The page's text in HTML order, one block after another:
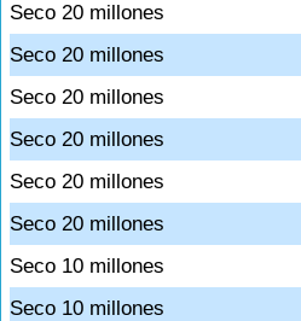
Seco 20 millones
Seco 20 millones
Seco 20 millones
Seco 20 millones
Seco 20 millones
Seco 20 millones
Seco 10 millones
Seco 10 millones